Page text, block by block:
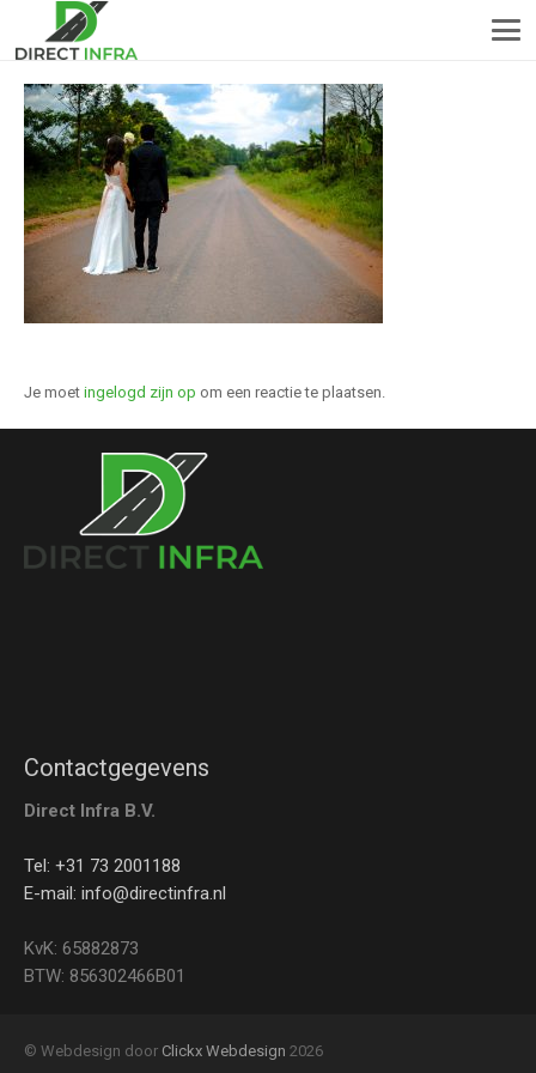
Je moet ingelogd zijn op om een reactie te plaatsen.
Contactgegevens
Direct Infra B.V.
Tel: +31 73 2001188
E-mail: info@directinfra.nl
KvK: 65882873
BTW: 856302466B01
© Webdesign door Clickx Webdesign 2026